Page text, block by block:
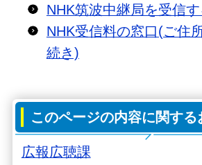
NHK筑波中継局を受信
NHK受信料の窓口(ご住
続き)
このページの内容に関す
広報広聴課